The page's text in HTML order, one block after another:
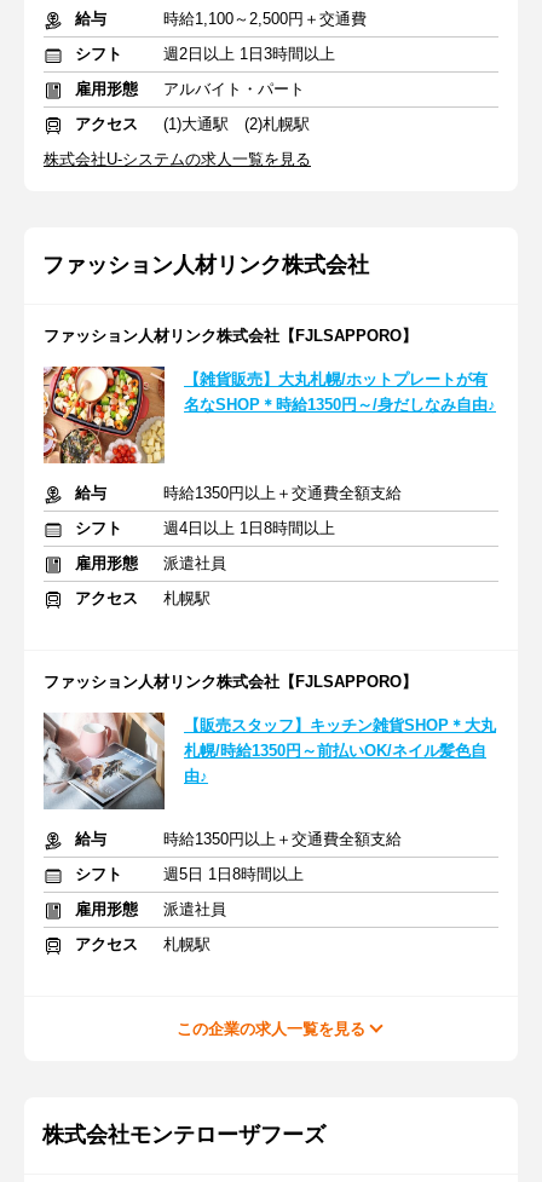
給与
時給1,100～2,500円＋交通費
シフト
週2日以上 1日3時間以上
雇用形態
アルバイト・パート
アクセス
(1)大通駅 (2)札幌駅
株式会社U-システムの求人一覧を見る
ファッション人材リンク株式会社
ファッション人材リンク株式会社【FJLSAPPORO】
【雑貨販売】大丸札幌/ホットプレートが有
名なSHOP＊時給1350円～/身だしなみ自由♪
給与
時給1350円以上＋交通費全額支給
シフト
週4日以上 1日8時間以上
雇用形態
派遣社員
アクセス
札幌駅
ファッション人材リンク株式会社【FJLSAPPORO】
【販売スタッフ】キッチン雑貨SHOP＊大丸
札幌/時給1350円～前払いOK/ネイル髪色自
由♪
給与
時給1350円以上＋交通費全額支給
シフト
週5日 1日8時間以上
雇用形態
派遣社員
アクセス
札幌駅
この企業の求人一覧を見る
株式会社モンテローザフーズ